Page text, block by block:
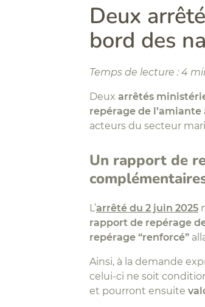
Deux
bord des
Temps de lecture : 4
Deux arrêtés
repérage de
acteurs du secteur
Un rapport de
L’arrêté du 2 juin 2025
rapport de repérage
repérage “renforcé”
Ainsi, à la demande
celui-ci ne soit
et pourront ensuite